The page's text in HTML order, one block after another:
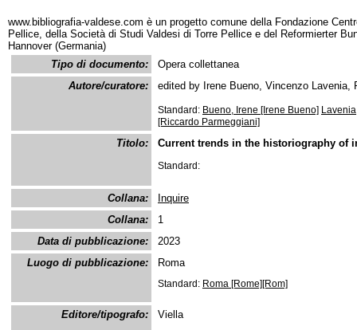
www.bibliografia-valdese.com è un progetto comune della Fondazione
Pellice, della Società di Studi Valdesi di Torre Pellice e del Reformierter
Hannover (Germania)
Tipo di documento:
Opera collettanea
Autore/curatore:
edited by Irene Bueno, Vincenzo Lavenia,
Standard: Bueno, Irene [Irene Bueno]
[Riccardo Parmeggiani]
Titolo: Current trends in the historiography of
Standard:
Collana:
Inquire
Collana:
1
Data di pubblicazione:
2023
Luogo di pubblicazione:
Roma
Standard: Roma [Rome][Rom]
Editore/tipografo: Viella